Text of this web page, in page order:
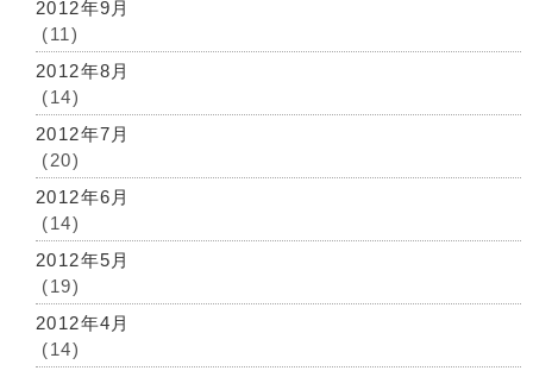
2012年9月
(11)
2012年8月
(14)
2012年7月
(20)
2012年6月
(14)
2012年5月
(19)
2012年4月
(14)